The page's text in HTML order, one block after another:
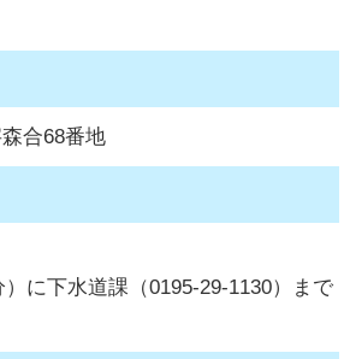
合68番地
に下水道課（0195-29-1130）まで